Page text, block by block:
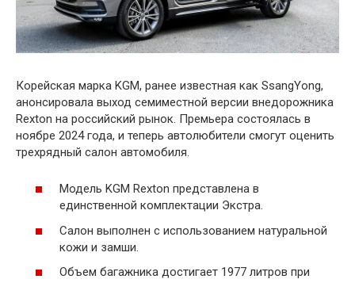
Корейская марка KGM, ранее известная как SsangYong,
анонсировала выход семиместной версии внедорожника
Rexton на российский рынок. Премьера состоялась в
ноябре 2024 года, и теперь автолюбители смогут оценить
трехрядный салон автомобиля.
Модель KGM Rexton представлена в
единственной комплектации Экстра.
Салон выполнен с использованием натуральной
кожи и замши.
Объем багажника достигает 1977 литров при